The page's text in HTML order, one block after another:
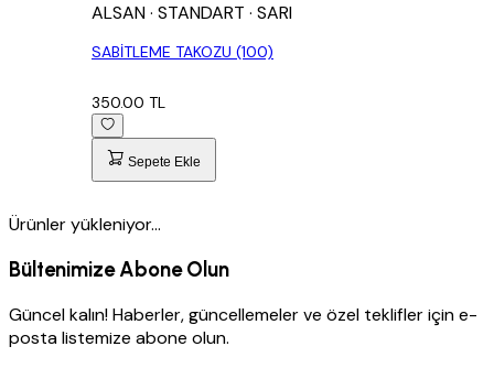
ALSAN· STANDART · SARI
SABİTLEME TAKOZU (100)
350.00 TL
Sepete Ekle
Ürünler yükleniyor...
Bültenimize Abone Olun
Güncel kalın! Haberler, güncellemeler ve özel teklifler için e-
posta listemize abone olun.